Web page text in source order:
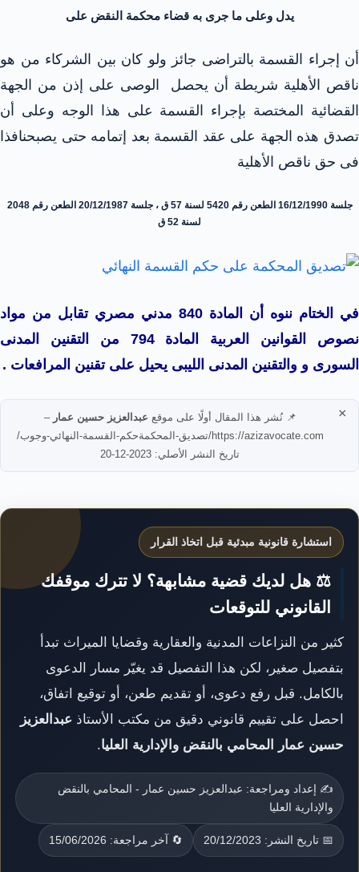
يدل وعلى ما جرى به قضاء محكمة النقض على
أن إجراء القسمة بالتراضى جائز ولو كان بين الشركاء من هو
ناقص الأهلية شريطة أن يحصل الوصى على إذن من الجهة
القضائية المختصة بإجراء القسمة على هذا الوجه وعلى أن
تصدق هذه الجهة على عقد القسمة بعد إتمامه حتى يصبحنافذا
فى حق ناقص الأهلية
جلسة 16/12/1990 الطعن رقم 5420 لسنة 57 ق ، جلسة 20/12/1987 الطعن رقم 2048
لسنة 52 ق
في الختام ننوه أن المادة 840 مدني مصري تقابل من مواد
نصوص القوانين العربية المادة 794 من التقنين المدنى
السورى و والتقنين المدنى الليبى يحيل على تقنين المرافعات .
📌 نُشر هذا المقال أولًا على موقع عبدالعزيز حسين عمار –
https://azizavocate.com/تصديق-المحكمةحكم-القسمة-النهائي-وجوب/
تاريخ النشر الأصلي: 2023-12-20
×
استشارة قانونية مبدئية قبل اتخاذ القرار
⚖️ هل لديك قضية مشابهة؟ لا تترك موقفك
القانوني للتوقعات
كثير من النزاعات المدنية والعقارية وقضايا الميراث تبدأ
بتفصيل صغير، لكن هذا التفصيل قد يغيّر مسار الدعوى
بالكامل. قبل رفع دعوى، أو تقديم طعن، أو توقيع اتفاق،
احصل على تقييم قانوني دقيق من مكتب الأستاذ عبدالعزيز
حسين عمار المحامي بالنقض والإدارية العليا.
✍️ إعداد ومراجعة: عبدالعزيز حسين عمار - المحامي بالنقض
والإدارية العليا
📅 تاريخ النشر: 20/12/2023 🔄 آخر مراجعة: 15/06/2026